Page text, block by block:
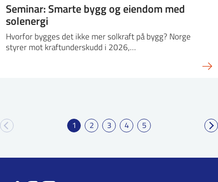
Seminar: Smarte bygg og eiendom med
solenergi
Hvorfor bygges det ikke mer solkraft på bygg? Norge
styrer mot kraftunderskudd i 2026,…
1 2 3 4 5